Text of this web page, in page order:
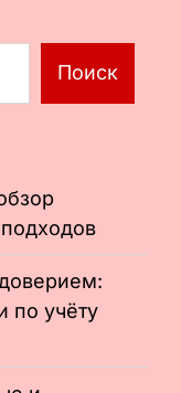
Поиск
по учёту